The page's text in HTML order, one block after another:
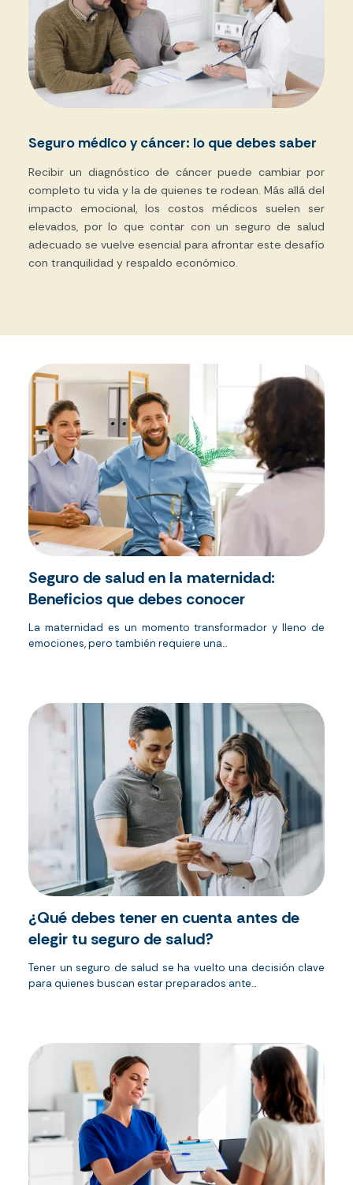
Seguro médico y cáncer: lo que debes saber
Recibir un diagnóstico de cáncer puede cambiar por
completo tu vida y la de quienes te rodean. Más allá del
impacto emocional, los costos médicos suelen ser
elevados, por lo que contar con un seguro de salud
adecuado se vuelve esencial para afrontar este desafío
con tranquilidad y respaldo económico.
Seguro de salud en la maternidad:
Beneficios que debes conocer
La maternidad es un momento transformador y lleno de
emociones, pero también requiere una...
¿Qué debes tener en cuenta antes de
elegir tu seguro de salud?
Tener un seguro de salud se ha vuelto una decisión clave
para quienes buscan estar preparados ante...